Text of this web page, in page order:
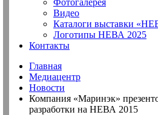
Фотогалерея
Видео
Каталоги выставки
Логотипы НЕВА 2025
Контакты
Главная
Медиацентр
Новости
Компания «Маринэк»
разработки на НЕВА 2015